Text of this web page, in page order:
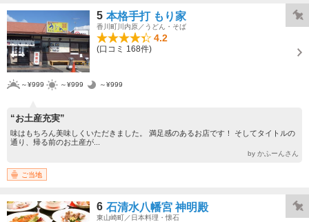
5 本格手打 もり家
香川町川内原／うどん・そば
4.2
(口コミ 168件)
～¥999 ～¥999 ～¥999
“お土産充実”
味はもちろん美味しくいただきました。 満足感のあるお店です！ そしてタイトルの
通り、帰る前のお土産が...
by かふーんさん
ご当地
6 石清水八幡宮 神明殿
東山崎町／日本料理・懐石